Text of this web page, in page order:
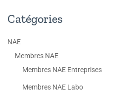
Catégories
NAE
Membres NAE
Membres NAE Entreprises
Membres NAE Labo